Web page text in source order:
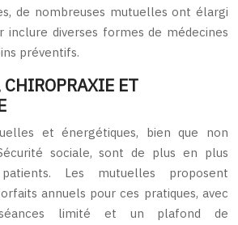
de nombreuses mutuelles ont élargi
inclure diverses formes de médecines
préventifs.
ET
et énergétiques, bien que non
sociale, sont de plus en plus
Les mutuelles proposent
annuels pour ces pratiques, avec
limité et un plafond de